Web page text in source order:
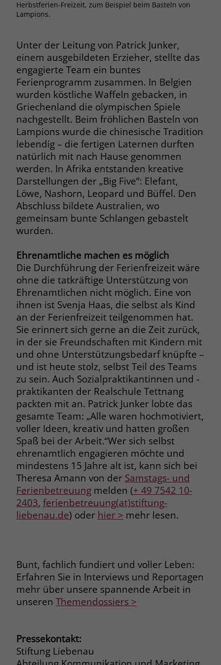
Herbstferien-Freizeit, zum Beispiel beim Basteln von
Lampions.
Unter der Leitung von Patrick Junker,
einem ausgebildeten Erzieher, stellte das
engagierte Team ein buntes
Ferienprogramm zusammen. In Belgien
wurden köstliche Waffeln gebacken, in
Griechenland die olympischen Spiele
nachgestellt. Beim fröhlichen Basteln von
Lampions wurde die chinesische Tradition
lebendig – die fertigen Laternen durften
natürlich mit nach Hause genommen
werden. In Afrika entstanden kreative
Darstellungen der „Big Five“: Elefant,
Löwe, Nashorn, Leopard und Büffel. Den
Abschluss bildete Australien, wo
gemeinsam bunte Schlangen gebastelt
wurden.
Ehrenamtliche machen es möglich
Die Durchführung der Ferienfreizeit wäre
ohne die tatkräftige Unterstützung von
Ehrenamtlichen nicht möglich. Eine von
ihnen ist Svenja Haas, die selbst als Kind
an der Ferienfreizeit teilgenommen hat.
Sie erinnert sich gerne an die Zeit zurück,
in der sie Freundschaften mit Kindern mit
und ohne Unterstützungsbedarf knüpfte –
und ist heute stolz, selbst Teil des Teams
zu sein. Auch Sozialpraktikantinnen und -
praktikanten der Realschule Tettnang
packten mit an. Patrick Junker lobte das
gesamte Team: „Alle waren hochmotiviert,
voller Ideen, kreativ und hatten großen
Spaß bei der Arbeit.“Wer sich selbst
ehrenamtlich engagieren möchte und
mindestens 15 Jahre alt ist, kann sich bei
Theresa Amann von der Samstags- und
Ferienbetreuungmelden (+ 49 7542 10-
2403, ferienbetreuung(at)stiftung-
liebenau.de) oder hier > mehr lesen.
Bunt, fachlich fundiert und voller Leben:
Erfahren Sie in Interviews und Reportagen
mehr über unsere spannende Arbeit in
unseren Themendossiers >
Pressekontakt:
Stiftung Liebenau
Anbieter stiftung-liebenau.de
Laufzeit Session
Zweck
Behält die Zustände des Benutzers bei
allen Seitenanfragen bei.
Name cookie_optin
Anbieter www.stiftung-liebenau.de
Laufzeit 1 Monat
Zweck
Behält die Zustimmung des Benutzers
zum Cookie Opt-In
Name
Anbieter .fonts.net
Laufzeit 30 Minuten
Zweck
This cookie, set by Cloudflare, is used to
support Cloudflare Bot Management.
Name JSessionID
Anbieter jobs.stiftung-liebenau.de
Laufzeit Session
Zweck
Behält die Zustände des Benutzers bei
allen Seitenanfragen bei.
Browsers und die Einstellungen
Aktionen, die bei späteren Besuchen
derselben Website durchgeführt
werden, mit derselben
Benutzerkennung verknüpft werden.
Name _clsk
Anbieter www.clarity.ms
Laufzeit 1 Jahr
Zweck
Microsoft Clarity setzt dieses Cookie,
um die Seitenaufrufe eines Benutzers
zu speichern und in einer einzigen
Sitzungsaufzeichnung
zusammenzufassen.
Anbieter Google Ads
Laufzeit 90 Tage
Zweck Enthält eine zufallsgenerierte User-ID.
Name _gcl_aw
Anbieter Google Ads
Laufzeit 90 Tage
Zweck
Dieses Cookie wird gesetzt, wenn ein
User über einen Klick auf eine Google
Werbeanzeige auf die Website gelangt.
Es enthält Informationen darüber,
welche Werbeanzeige geklickt wurde,
sodass erzielte Erfolge wie z.B.
Bestellungen oder Kontaktanfragen der
Anzeige zugewiesen werden können.
Name _gcl_dc
Dieses Cookie wird gesetzt, wenn ein
User über einen Klick auf eine Google
Werbeanzeige auf die Website gelangt.
Es enthält Informationen darüber,
Bestellungen oder Kontaktanfragen der
Anzeige zugewiesen werden können.